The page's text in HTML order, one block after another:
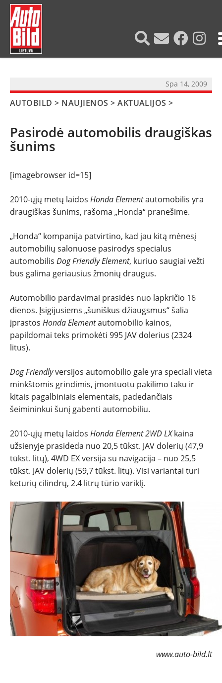
NAUJIENOS
TESTAI
NAUJI
NAUDOTI
REPORTAŽAI
PATARIMAI
ĮVAIRENYBĖS
Spa 14, 2009
AUTOBILD > NAUJIENOS >AKTUALIJOS >
Pasirodė automobilis draugiškas
šunims
[imagebrowser id=15]
2010-ųjų metų laidos Honda Elementautomobilis yra
draugiškas šunims, rašoma „Honda“ pranešime.
„Honda“ kompanija patvirtino, kad jau kitą mėnesį
automobilių salonuose pasirodys specialus
automobilis Dog Friendly Element, kuriuo saugiai vežti
bus galima geriausius žmonių draugus.
Automobilio pardavimai prasidės nuo lapkričio 16
dienos. Įsigijusiems „šuniškus džiaugsmus“ šalia
įprastos Honda Elementautomobilio kainos,
papildomai teks primokėti 995 JAV dolerius (2324
litus).
Dog Friendlyversijos automobilio gale yra speciali vieta
minkštomis grindimis, įmontuotu pakilimo taku ir
kitais pagalbiniais elementais, padedančiais
šeimininkui šunį gabenti automobiliu.
2010-ųjų metų laidos Honda Element 2WD LXkaina
užsienyje prasideda nuo 20,5 tūkst. JAV dolerių (47,9
tūkst. litų), 4WD EX versija su navigacija – nuo 25,5
tūkst. JAV dolerių (59,7 tūkst. litų). Visi variantai turi
keturių cilindrų, 2.4 litrų tūrio variklį.
www.auto-bild.lt